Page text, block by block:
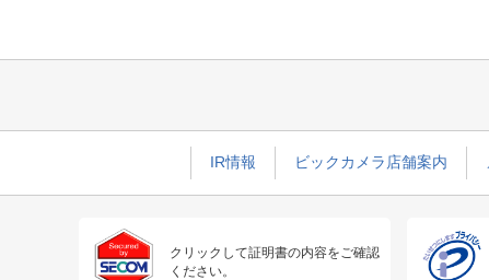
IR情報 ビックカメラ店舗案内
クリックして証明書の内容をご確認
ください。